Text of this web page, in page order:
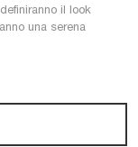
il look
una serena